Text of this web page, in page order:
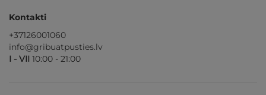
Kontakti
+37126001060
info@gribuatpusties.lv
I - VII 10:00 - 21:00